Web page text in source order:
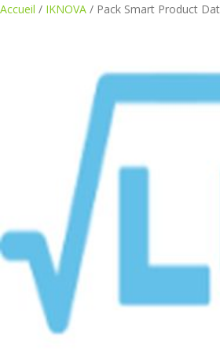
Aller
Accueil / IKNOVA / Pack Smart Product